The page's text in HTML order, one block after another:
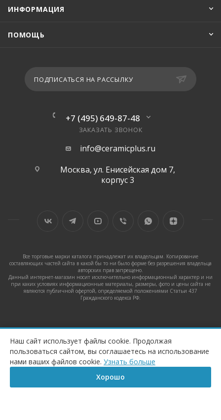
КУПИТЬ
ИНФОРМАЦИЯ
ПОМОЩЬ
ПОДПИСАТЬСЯ НА РАССЫЛКУ
+7 (495) 649-87-48
ЗАКАЗАТЬ ЗВОНОК
info@ceramicplus.ru
Москва, ул. Енисейская дом 7,
корпус 3
Все торговые марки каталога принадлежат их владельцам. Копирование
составляющих частей сайта в какой бы то ни было форме без разрешения владельца
авторских прав запрещено.
Данный интернет-магазин носит исключительно информационный характер и ни
при каких условиях информационные материалы, размеры, фото и цены сайта не
являются публичной офертой, определяемой положениями Статьи 437
Гражданского кодекса РФ.
2026 © CeramicPlus.ru – интернет-магазин Сантехники и
Аксессуаров.
Наш сайт использует файлы cookie. Продолжая
пользоваться сайтом, вы соглашаетесь на использование
нами ваших файлов cookie. Узнать больше
Хорошо
Главная Корзина Сравнение Каталог Контакты